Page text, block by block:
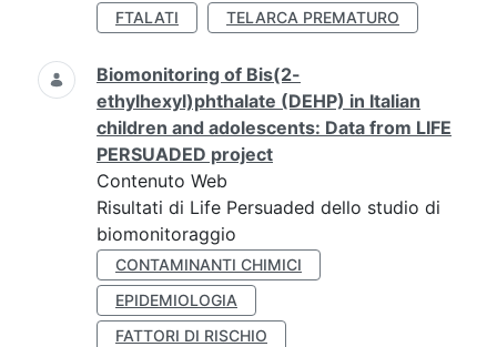
FTALATI TELARCA PREMATURO
Biomonitoring of Bis(2-
ethylhexyl)phthalate (DEHP) in Italian
children and adolescents: Data from LIFE
PERSUADED project
Contenuto Web
Risultati di Life Persuaded dello studio di
biomonitoraggio
CONTAMINANTI CHIMICI
EPIDEMIOLOGIA
FATTORI DI RISCHIO